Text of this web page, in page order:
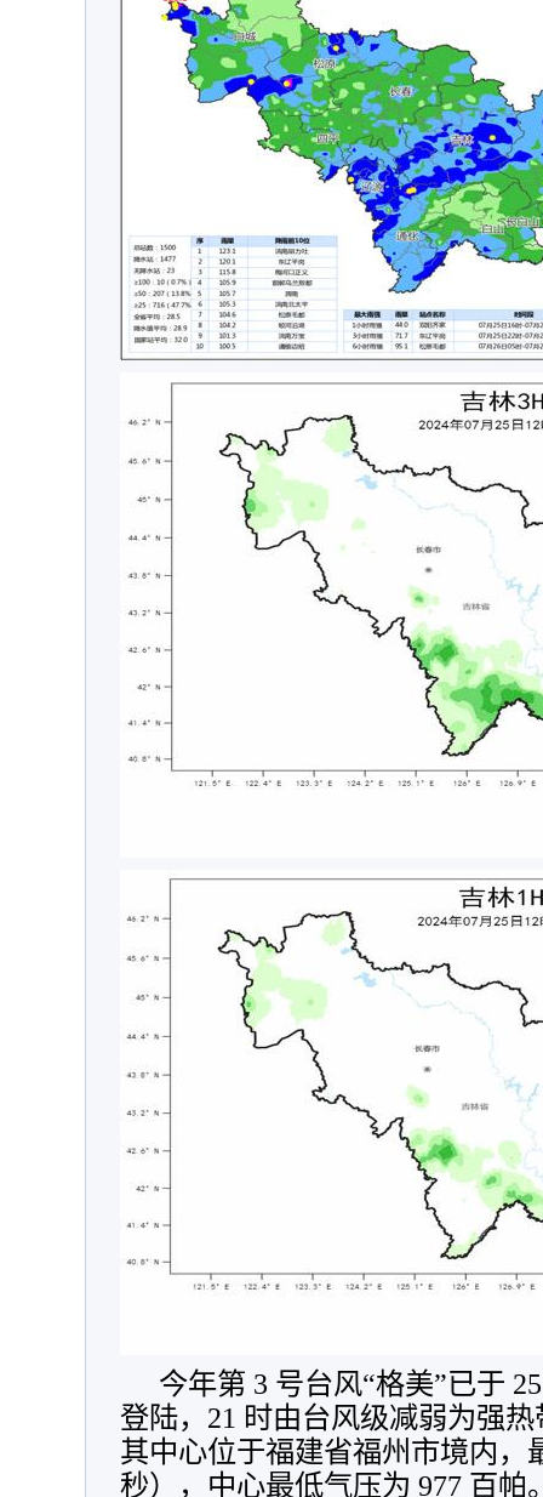
今年第 3 号台风“格美”已于
登陆，21 时由台风级减弱为强
其中心位于福建省福州市境内，
秒），中心最低气压为 977 百帕